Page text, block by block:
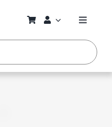
Toggle
Chi